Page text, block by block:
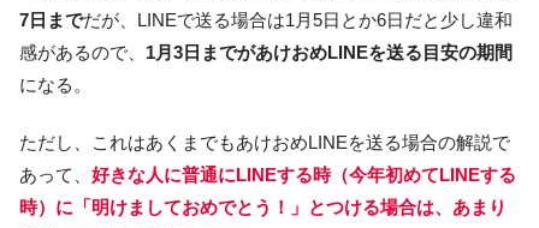
7日までだが、LINEで送る場合は1月5日とか6日だと少し違和
感があるので、 1月3日までがあけおめLINEを送る目安の期間
になる。
ただし、これはあくまでもあけおめLINEを送る場合の解説で
あって、 好きな人に普通にLINEする時（今年初めてLINEする
時）に「明けましておめでとう！」とつける場合は、あまり